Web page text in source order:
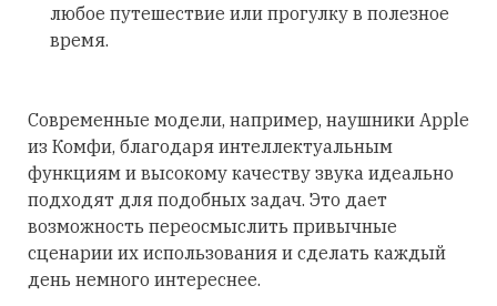
любое путешествие или прогулку в полезное
время.
Современные модели, например, наушники Apple
из Комфи, благодаря интеллектуальным
функциям и высокому качеству звука идеально
подходят для подобных задач. Это дает
возможность переосмыслить привычные
сценарии их использования и сделать каждый
день немного интереснее.